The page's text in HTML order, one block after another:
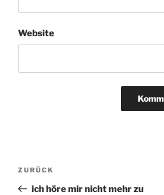
Website
Beitragsnavigation
Vorheriger
Beitrag
ZURÜCK
ich höre mir nicht mehr zu